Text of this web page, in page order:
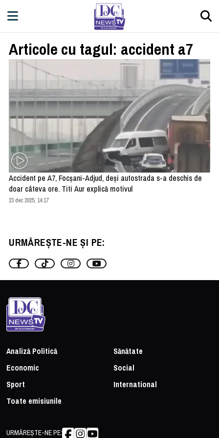
Articole cu tagul: accident a7
Accident pe A7, Focşani-Adjud, deşi autostrada s-a deschis de
doar câteva ore. Titi Aur explică motivul
23 dec 2025, 14:17
URMĂREȘTE-NE ȘI PE:
Analiză Politică
Sănătate
Economic
Social
Sport
International
Toate emisiunile
URMĂREȘTE-NE PE: